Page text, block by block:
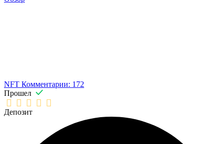
NFT Комментарии: 172
Прошел
Депозит